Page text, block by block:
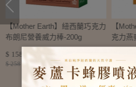
【Mother Earth】紐西蘭巧克力
布朗尼營養威力棒-200g
$ 158
$ 258
【
克力燕
$ 258